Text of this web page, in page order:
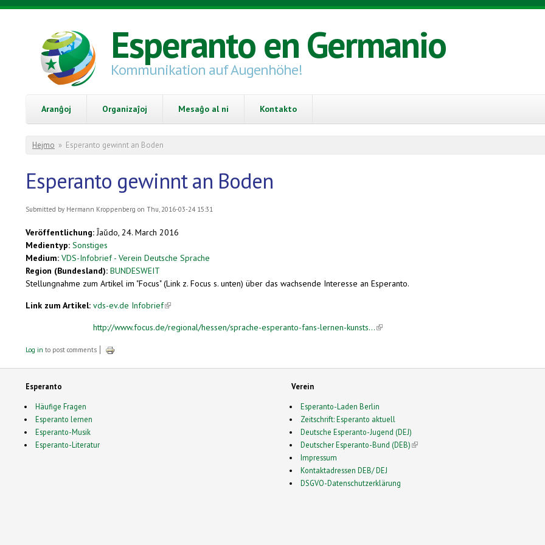
Skip to main content
Esperanto en Germanio
Kommunikation auf Augenhöhe!
Aranĝoj Organizaĵoj Mesaĝo al ni Kontakto
You are here
Hejmo » Esperanto gewinnt an Boden
Esperanto gewinnt an Boden
Submitted by Hermann Kroppenberg on Thu, 2016-03-24 15:31
Veröffentlichung:Ĵaŭdo, 24. March 2016
Medientyp: Sonstiges
Medium: VDS-Infobrief - Verein Deutsche Sprache
Region (Bundesland): BUNDESWEIT
Stellungnahme zum Artikel im "Focus" (Link z. Focus s. unten) über das wachsende Interesse an Esperanto.
Link zum Artikel: vds-ev.de Infobrief(link is external)
http://www.focus.de/regional/hessen/sprache-esperanto-fans-lernen-kunsts...(link is external)
Log in to post comments
Esperanto
Häufige Fragen
Esperanto lernen
Esperanto-Musik
Esperanto-Literatur
Verein
Esperanto-Laden Berlin
Zeitschrift: Esperanto aktuell
Deutsche Esperanto-Jugend (DEJ)
Deutscher Esperanto-Bund (DEB)(link is external)
Impressum
Kontaktadressen DEB/ DEJ
DSGVO-Datenschutzerklärung